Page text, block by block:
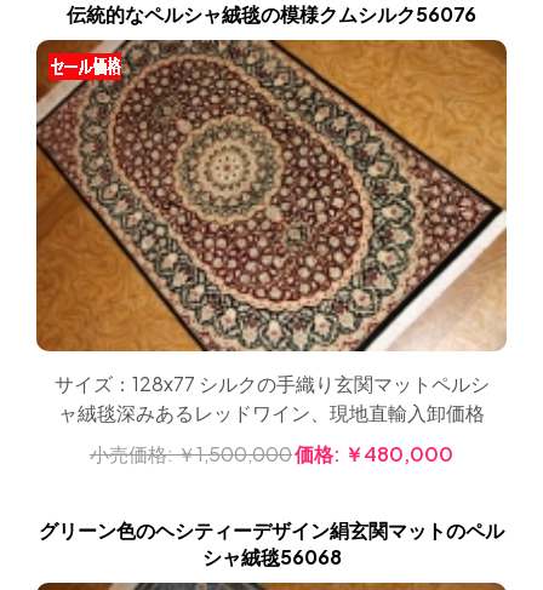
伝統的なペルシャ絨毯の模様クムシルク56076
サイズ：128x77 シルクの手織り玄関マットペルシ
ャ絨毯深みあるレッドワイン、現地直輸入卸価格
小売価格:￥1,500,000価格: ￥480,000
グリーン色のヘシティーデザイン絹玄関マットのペル
シャ絨毯56068